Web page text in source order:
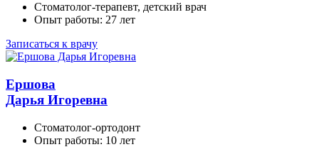
Стоматолог-терапевт, детский врач
Опыт работы: 27 лет
Записаться к врачу
Ершова
Дарья Игоревна
Стоматолог-ортодонт
Опыт работы: 10 лет